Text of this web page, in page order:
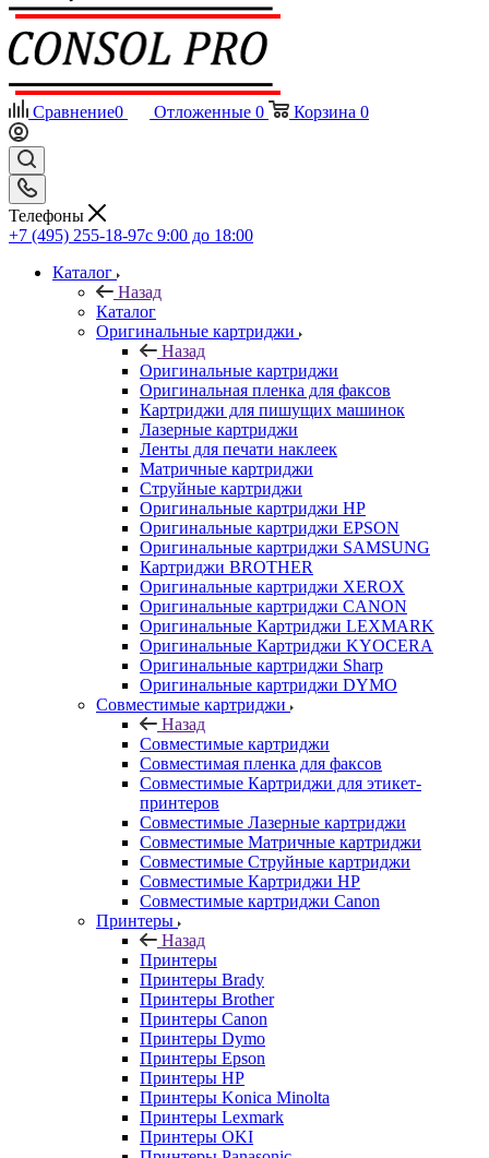
Сравнение0 Отложенные 0 Корзина 0
Телефоны
+7 (495) 255-18-97с 9:00 до 18:00
Каталог
Назад
Каталог
Оригинальные картриджи
Назад
Оригинальные картриджи
Оригинальная пленка для факсов
Картриджи для пишущих машинок
Лазерные картриджи
Ленты для печати наклеек
Матричные картриджи
Струйные картриджи
Оригинальные картриджи HP
Оригинальные картриджи EPSON
Оригинальные картриджи SAMSUNG
Картриджи BROTHER
Оригинальные картриджи XEROX
Оригинальные картриджи CANON
Оригинальные Картриджи LEXMARK
Оригинальные Картриджи KYOCERA
Оригинальные картриджи Sharp
Оригинальные картриджи DYMO
Совместимые картриджи
Назад
Совместимые картриджи
Совместимая пленка для факсов
Совместимые Картриджи для этикет-
принтеров
Совместимые Лазерные картриджи
Совместимые Матричные картриджи
Совместимые Струйные картриджи
Совместимые Картриджи HP
Совместимые картриджи Canon
Принтеры
Назад
Принтеры
Принтеры Brady
Принтеры Brother
Принтеры Canon
Принтеры Dymo
Принтеры Epson
Принтеры HP
Принтеры Konica Minolta
Принтеры Lexmark
Принтеры OKI